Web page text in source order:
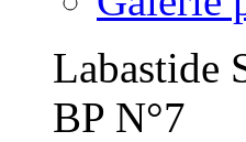
Labastide
BP N°7